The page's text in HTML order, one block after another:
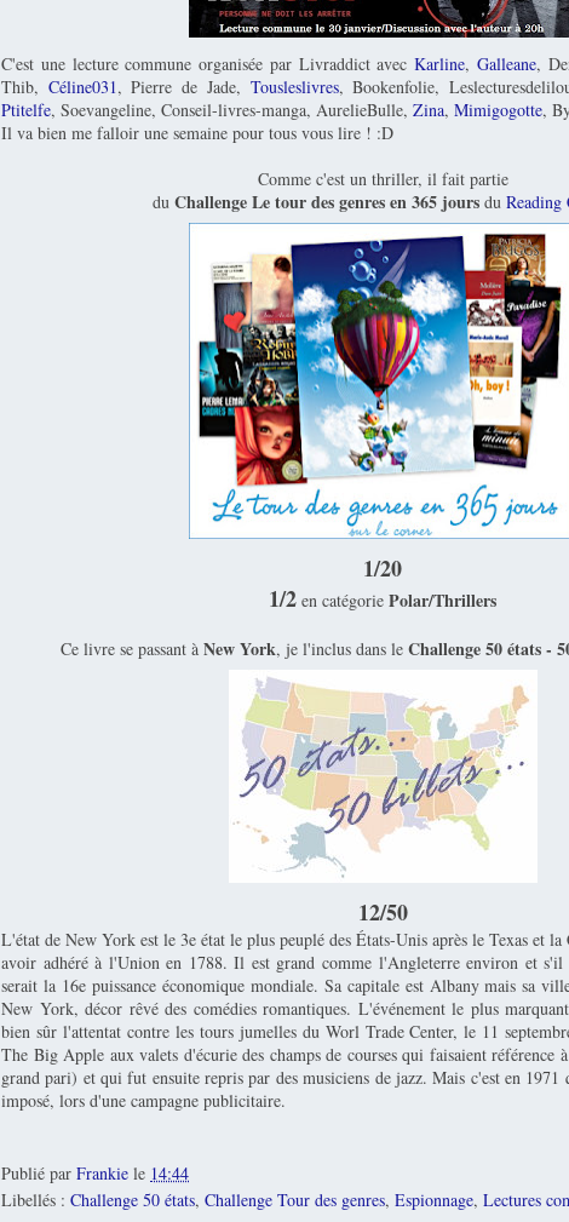
C'est une lecture commune organisée par Livraddict avecKarline, Galleane,
Thib, Céline031, Pierre de Jade, Tousleslivres, Bookenfolie,
Ptitelfe, Soevangeline, Conseil-livres-manga, AurelieBulle, Zina, Mimigogotte,
Il va bien me falloir une semaine pour tous vous lire ! :D
Comme c'est un thriller, il fait partie
du Challenge Le tour des genres en 365 joursdu Reading
1/20
1/2 en catégorie Polar/Thrillers
Ce livre se passant à New York, je l'inclus dans le Challenge 50 états -
12/50
L'état de New York est le 3e état le plus peuplé des États-Unis après le Texas et
avoir adhéré à l'Union en 1788. Il est grand comme l'Angleterre environ et
serait la 16e puissance économique mondiale. Sa capitale est Albany mais sa
New York, décor rêvé des comédies romantiques. L'événement le plus
bien sûr l'attentat contre les tours jumelles du Worl Trade Center, le 11
The Big Apple aux valets d'écurie des champs de courses qui faisaient
grand pari) et qui fut ensuite repris par des musiciens de jazz. Mais c'est en 1971
imposé, lors d'une campagne publicitaire.
Publié par Frankie le 14:44
Libellés : Challenge 50 états, Challenge Tour des genres, Espionnage, Lectures